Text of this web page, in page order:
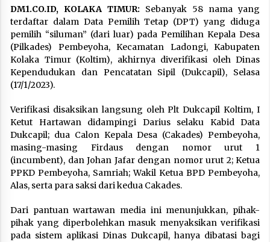
DM1.CO.ID, KOLAKA TIMUR: Sebanyak 58 nama yang
terdaftar dalam Data Pemilih Tetap (DPT) yang diduga
pemilih “siluman” (dari luar) pada Pemilihan Kepala Desa
(Pilkades) Pembeyoha, Kecamatan Ladongi, Kabupaten
Kolaka Timur (Koltim), akhirnya diverifikasi oleh Dinas
Kependudukan dan Pencatatan Sipil (Dukcapil), Selasa
(17/1/2023).
Verifikasi disaksikan langsung oleh Plt Dukcapil Koltim, I
Ketut Hartawan didampingi Darius selaku Kabid Data
Dukcapil; dua Calon Kepala Desa (Cakades) Pembeyoha,
masing-masing Firdaus dengan nomor urut 1
(incumbent), dan Johan Jafar dengan nomor urut 2; Ketua
PPKD Pembeyoha, Samriah; Wakil Ketua BPD Pembeyoha,
Alas, serta para saksi dari kedua Cakades.
Dari pantuan wartawan media ini menunjukkan, pihak-
pihak yang diperbolehkan masuk menyaksikan verifikasi
pada sistem aplikasi Dinas Dukcapil, hanya dibatasi bagi